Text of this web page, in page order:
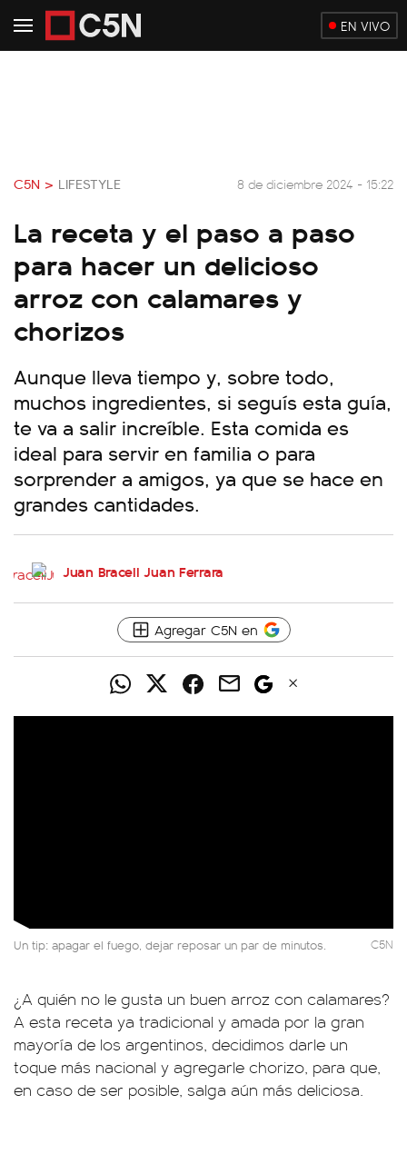
EN VIVO
C5N > LIFESTYLE 8 de diciembre 2024 - 15:22
La receta y el paso a paso
para hacer un delicioso
arroz con calamares y
chorizos
Aunque lleva tiempo y, sobre todo,
muchos ingredientes, si seguís esta guía,
te va a salir increíble. Esta comida es
ideal para servir en familia o para
sorprender a amigos, ya que se hace en
grandes cantidades.
Juan Braceli Juan Ferrara
Agregar C5N en
Un tip: apagar el fuego, dejar reposar un par de minutos. C5N
¿A quién no le gusta un buen arroz con calamares?
A esta receta ya tradicional y amada por la gran
mayoría de los argentinos, decidimos darle un
toque más nacional y agregarle chorizo, para que,
en caso de ser posible, salga aún más deliciosa.